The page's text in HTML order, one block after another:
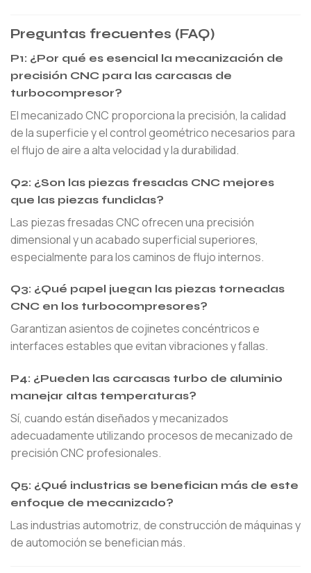
Preguntas frecuentes (FAQ)
P1: ¿Por qué es esencial la mecanización de
precisión CNC para las carcasas de
turbocompresor?
El mecanizado CNC proporciona la precisión, la calidad
de la superficie y el control geométrico necesarios para
el flujo de aire a alta velocidad y la durabilidad.
Q2: ¿Son las piezas fresadas CNC mejores
que las piezas fundidas?
Las piezas fresadas CNC ofrecen una precisión
dimensional y un acabado superficial superiores,
especialmente para los caminos de flujo internos.
Q3: ¿Qué papel juegan las piezas torneadas
CNC en los turbocompresores?
Garantizan asientos de cojinetes concéntricos e
interfaces estables que evitan vibraciones y fallas.
P4: ¿Pueden las carcasas turbo de aluminio
manejar altas temperaturas?
Sí, cuando están diseñados y mecanizados
adecuadamente utilizando procesos de mecanizado de
precisión CNC profesionales.
Q5: ¿Qué industrias se benefician más de este
enfoque de mecanizado?
Las industrias automotriz, de construcción de máquinas y
de automoción se benefician más.